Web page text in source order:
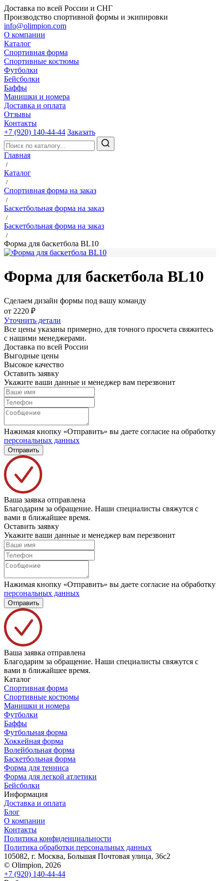
Доставка по всей России и СНГ
Производство спортивной формы и экипировки
info@olimpion.com
О компании
Каталог
Спортивная форма
Спортивные костюмы
Футболки
Бейсболки
Баффы
Манишки и номера
Доставка и оплата
Отзывы
Контакты
+7 (920) 140-44-44 Заказать
Главная
/
Каталог
/
Спортивная форма на заказ
/
Баскетбольная форма на заказ
/
Баскетбольная форма на заказ
/
Форма для баскетбола BL10
Форма для баскетбола BL10
Сделаем дизайн формы под вашу команду
от 2220 ₽
Уточнить детали
Все цены указаны примерно, для точного просчета свяжитесь
с нашими менеджерами.
Доставка по всей России
Выгодные цены
Высокое качество
Оставить заявку
Укажите ваши данные и менеджер вам перезвонит
Нажимая кнопку «Отправить» вы даете согласие на обработку
персональных данных
Отправить
Ваша заявка отправлена
Благодарим за обращение. Наши специалисты свяжутся с
вами в ближайшее время.
Оставить заявку
Укажите ваши данные и менеджер вам перезвонит
Нажимая кнопку «Отправить» вы даете согласие на обработку
персональных данных
Отправить
Ваша заявка отправлена
Благодарим за обращение. Наши специалисты свяжутся с
вами в ближайшее время.
Каталог
Спортивная форма
Спортивные костюмы
Манишки и номера
Футболки
Баффы
Футбольная форма
Хоккейная форма
Волейбольная форма
Баскетбольная форма
Форма для тенниса
Форма для легкой атлетики
Бейсболки
Информация
Доставка и оплата
Блог
О компании
Контакты
Политика конфиденциальности
Политика обработки персональных данных
105082, г. Москва, Большая Почтовая улица, 36с2
© Olimpion, 2026
+7 (920) 140-44-44